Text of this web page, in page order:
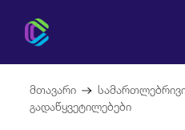
მთავარი
გადაწყვეტილებები